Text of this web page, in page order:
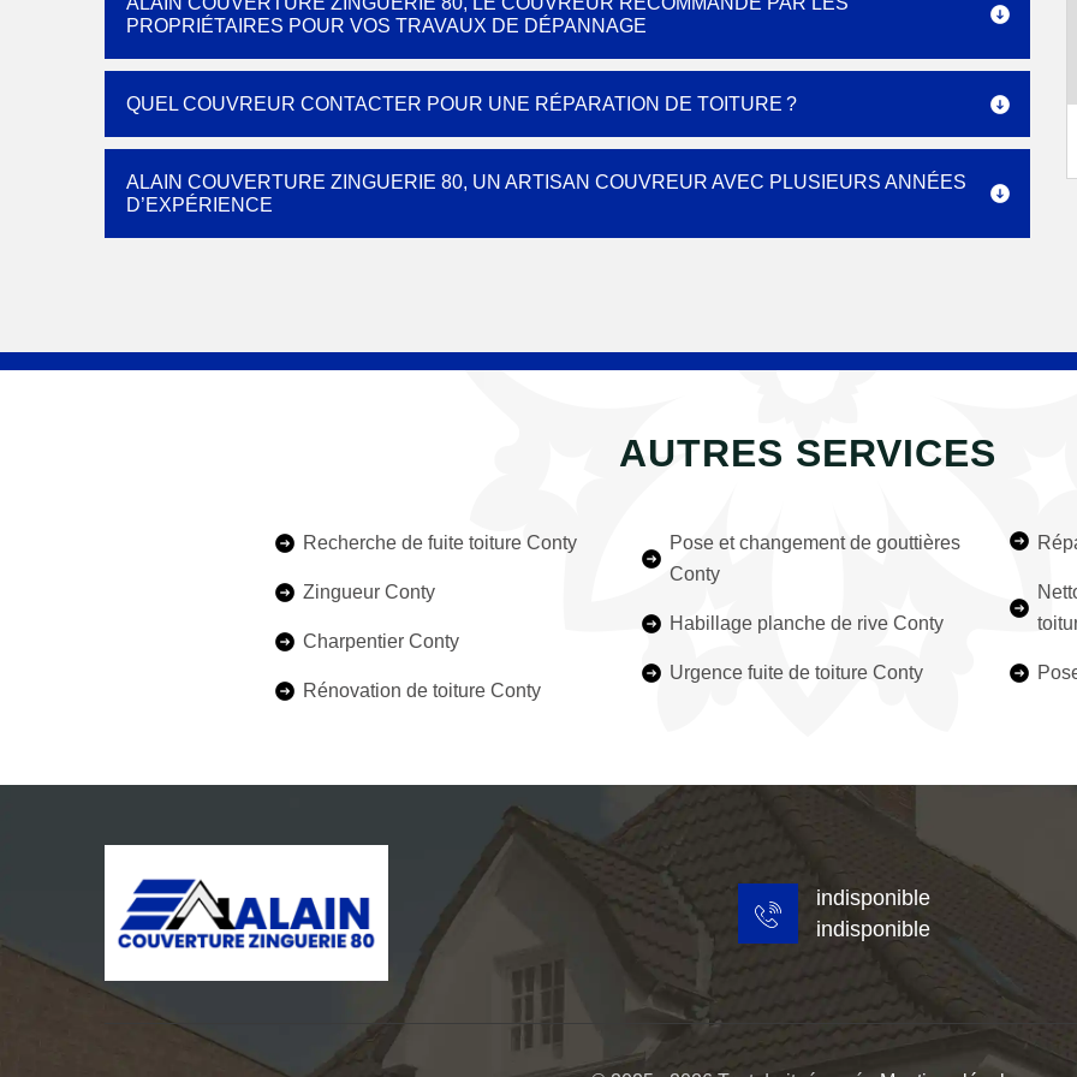
PROPRIÉTAIRES POUR VOS TRAVAUX DE DÉPANNAGE
QUEL COUVREUR CONTACTER POUR UNE RÉPARATION DE TOITURE ?
ALAIN COUVERTURE ZINGUERIE 80, UN ARTISAN COUVREUR AVEC PLUSIEURS ANNÉES
D’EXPÉRIENCE
AUTRES SERVICES
Recherche de fuite toiture Conty
Zingueur Conty
Charpentier Conty
Rénovation de toiture Conty
Pose et changement de gouttières
Conty
Habillage planche de rive Conty
Urgence fuite de toiture Conty
indisponible
indisponible